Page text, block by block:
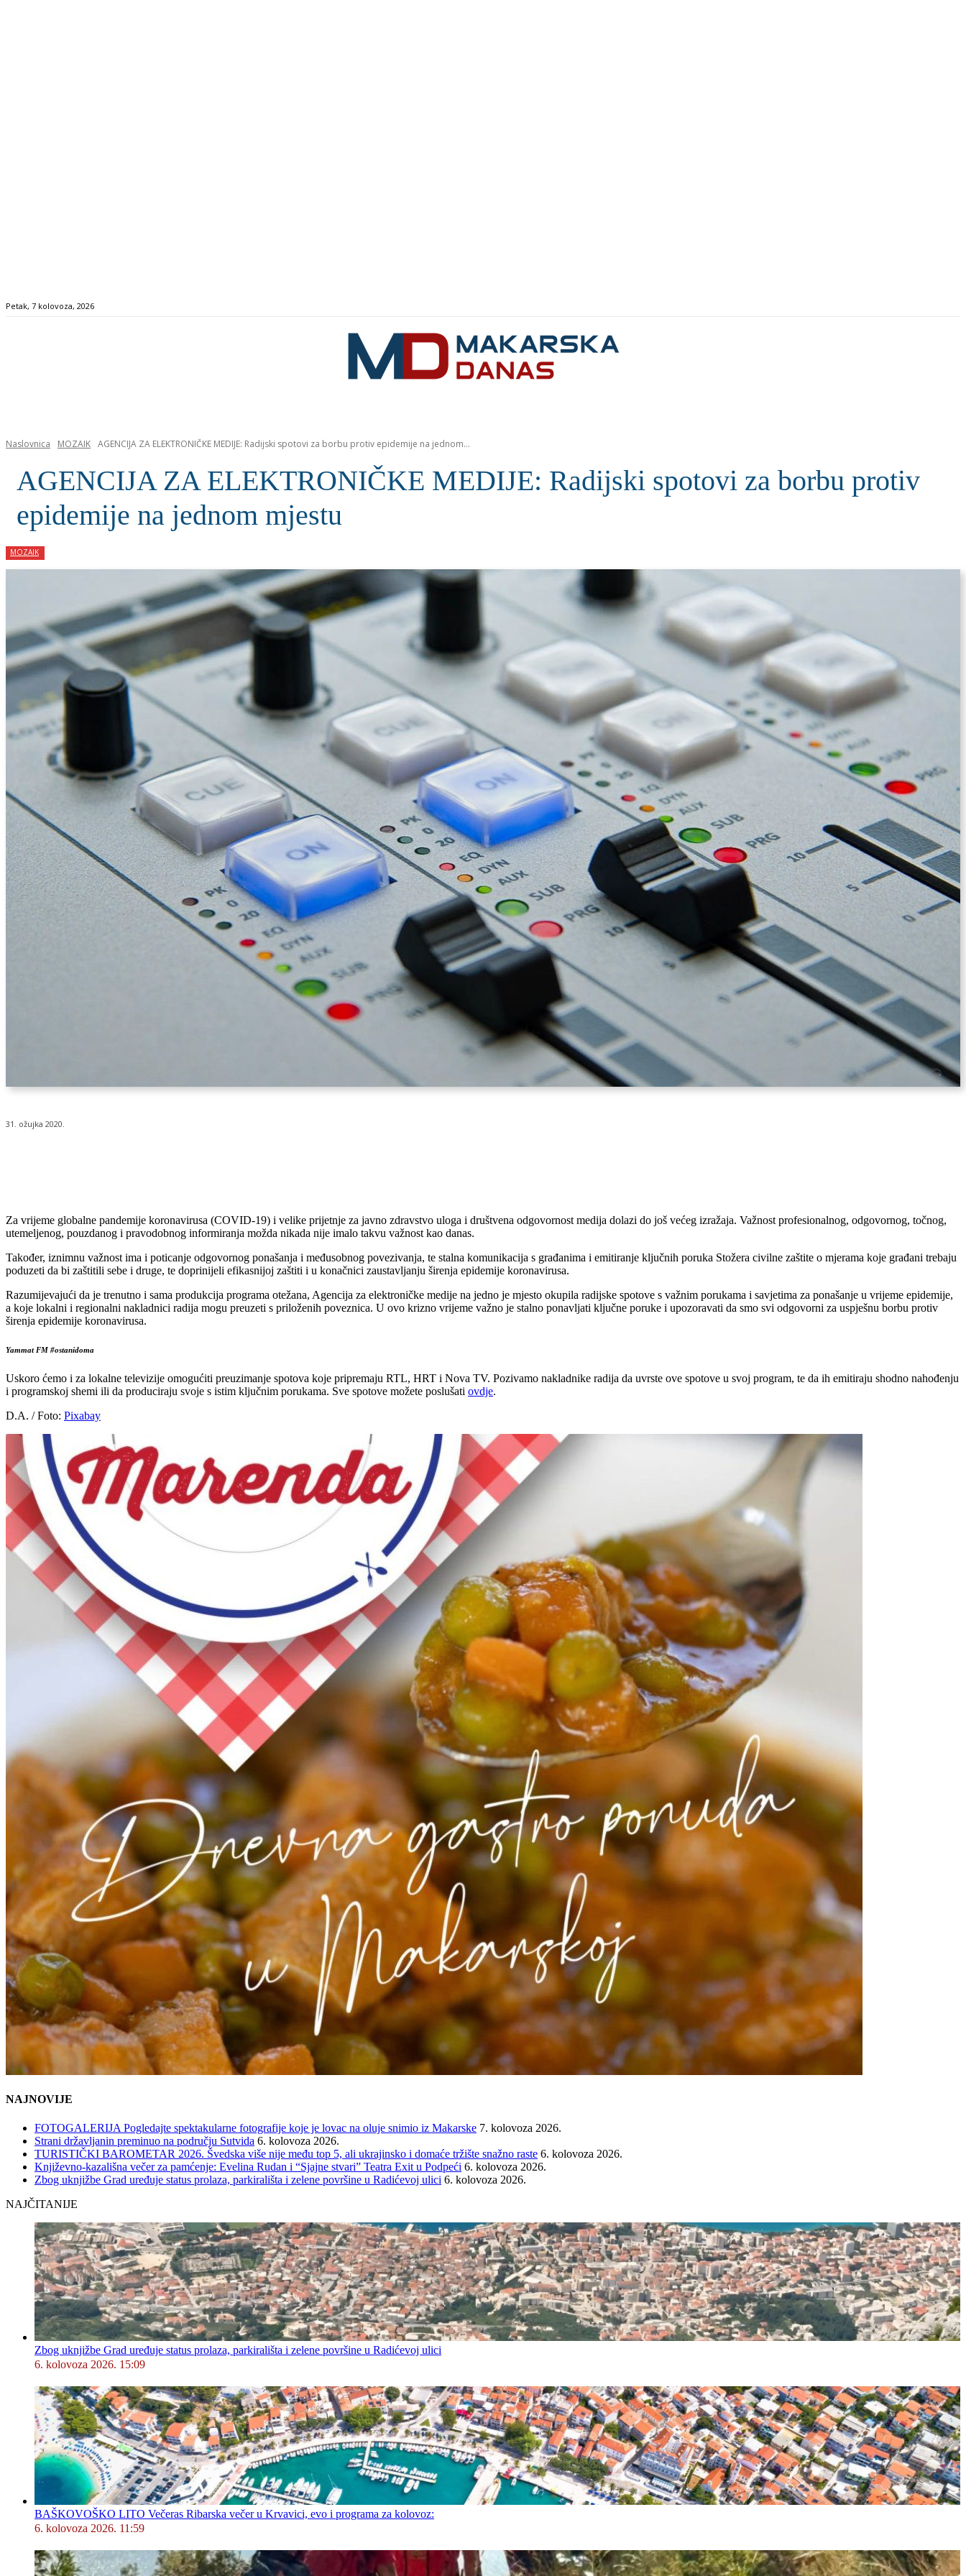
Petak, 7 kolovoza, 2026
Naslovnica MOZAIK AGENCIJA ZA ELEKTRONIČKE MEDIJE: Radijski spotovi za borbu protiv epidemije na jednom...
AGENCIJA ZA ELEKTRONIČKE MEDIJE: Radijski spotovi za borbu protiv
epidemije na jednom mjestu
MOZAIK
31. ožujka 2020.
Za vrijeme globalne pandemije koronavirusa (COVID-19) i velike prijetnje za javno zdravstvo uloga i društvena odgovornost medija dolazi do još većeg izražaja. Važnost profesionalnog, odgovornog, točnog,
utemeljenog, pouzdanog i pravodobnog informiranja možda nikada nije imalo takvu važnost kao danas.
Također, iznimnu važnost ima i poticanje odgovornog ponašanja i međusobnog povezivanja, te stalna komunikacija s građanima i emitiranje ključnih poruka Stožera civilne zaštite o mjerama koje građani trebaju
poduzeti da bi zaštitili sebe i druge, te doprinijeli efikasnijoj zaštiti i u konačnici zaustavljanju širenja epidemije koronavirusa.
Razumijevajući da je trenutno i sama produkcija programa otežana, Agencija za elektroničke medije na jedno je mjesto okupila radijske spotove s važnim porukama i savjetima za ponašanje u vrijeme epidemije,
a koje lokalni i regionalni nakladnici radija mogu preuzeti s priloženih poveznica. U ovo krizno vrijeme važno je stalno ponavljati ključne poruke i upozoravati da smo svi odgovorni za uspješnu borbu protiv
širenja epidemije koronavirusa.
Yammat FM #ostanidoma
Uskoro ćemo i za lokalne televizije omogućiti preuzimanje spotova koje pripremaju RTL, HRT i Nova TV. Pozivamo nakladnike radija da uvrste ove spotove u svoj program, te da ih emitiraju shodno nahođenju
i programskoj shemi ili da produciraju svoje s istim ključnim porukama. Sve spotove možete poslušati ovdje.
D.A. / Foto: Pixabay
NAJNOVIJE
FOTOGALERIJA Pogledajte spektakularne fotografije koje je lovac na oluje snimio iz Makarske 7. kolovoza 2026.
Strani državljanin preminuo na području Sutvida 6. kolovoza 2026.
TURISTIČKI BAROMETAR 2026. Švedska više nije među top 5, ali ukrajinsko i domaće tržište snažno raste 6. kolovoza 2026.
Književno-kazališna večer za pamćenje: Evelina Rudan i “Sjajne stvari” Teatra Exit u Podpeći 6. kolovoza 2026.
Zbog uknjižbe Grad uređuje status prolaza, parkirališta i zelene površine u Radićevoj ulici 6. kolovoza 2026.
NAJČITANIJE
Zbog uknjižbe Grad uređuje status prolaza, parkirališta i zelene površine u Radićevoj ulici
6. kolovoza 2026. 15:09
BAŠKOVOŠKO LITO Večeras Ribarska večer u Krvavici, evo i programa za kolovoz:
6. kolovoza 2026. 11:59